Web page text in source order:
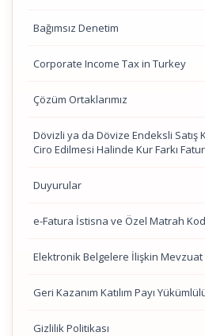
Bağımsız Denetim
Corporate Income Tax in Turkey
Çözüm Ortaklarımız
Dövizli ya da Dövize Endeksli Satış
Ciro Edilmesi Halinde Kur Farkı
Duyurular
e-Fatura İstisna ve Özel Matrah
Elektronik Belgelere İlişkin Mevzuat
Geri Kazanım Katılım Payı
Gizlilik Politikası